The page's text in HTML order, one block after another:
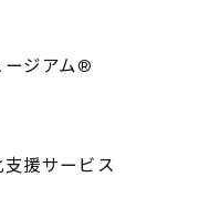
ージアム®
援サービス